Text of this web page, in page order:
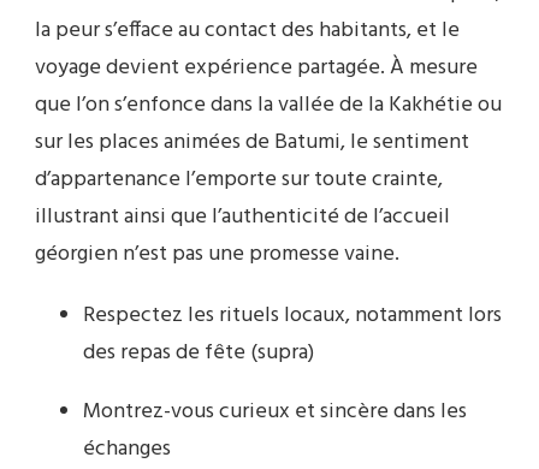
la peur s’efface au contact des habitants, et le
voyage devient expérience partagée. À mesure
que l’on s’enfonce dans la vallée de la Kakhétie ou
sur les places animées de Batumi, le sentiment
d’appartenance l’emporte sur toute crainte,
illustrant ainsi que l’authenticité de l’accueil
géorgien n’est pas une promesse vaine.
Respectez les rituels locaux, notamment lors
des repas de fête (supra)
Montrez-vous curieux et sincère dans les
échanges